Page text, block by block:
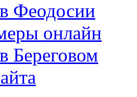
Феодосии
онлайн
Береговом